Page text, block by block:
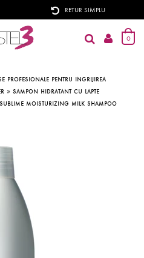
RETUR SIMPLU
0
profesionale pentru ingrijirea
» sampon hidratant cu lapte
moisturizing milk shampoo